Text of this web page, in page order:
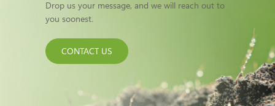
Drop us your message, and we will reach out to
you soonest.
CONTACT US